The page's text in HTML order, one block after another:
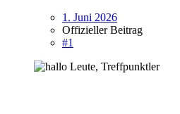
1. Juni 2026
Offizieller Beitrag
#1
Leute, Treffpunktler